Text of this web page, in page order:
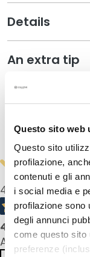
Questo sito web
Questo sito
profilazione,
contenuti e gli
i social media e
profilazione sono
degli annunci
come questo sito
preferenze
M
a
s
k
r
n
x
f
o
l
i
ë
r
e
Details
An extra tip
Safety
4,5 /5
4 product
All reviews >